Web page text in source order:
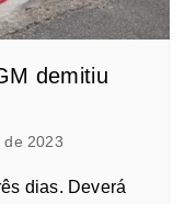
demitiu
de 2023
dias. Deverá